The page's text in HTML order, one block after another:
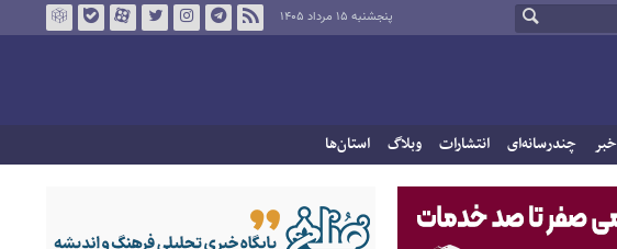
پنجشنبه ۱۵ مرداد ۱۴۰۵
چندرسانه‌ای انتشارات وبلاگ استان‌ها